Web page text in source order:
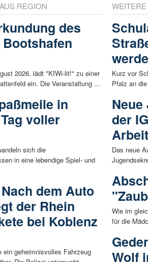
REGION
des
2026, lädt "KIWi-lit!" zu einer
ein. Die Veranstaltung ...
in
voller
sich die
in eine lebendige Spiel- und
dem Auto
der Rhein
bei Koblenz
geheimnisvolles Fahrzeug
Kurz vor
Pfalz an
der
Das neue
Wie im
für die
Wolf